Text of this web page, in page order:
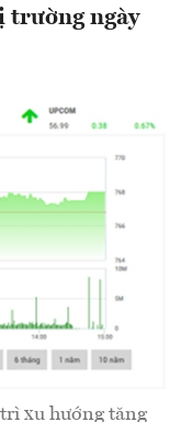
trường ngày
xu hướng tăng